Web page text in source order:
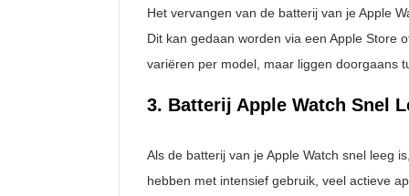
Het vervangen van de batterij van je Apple
Dit kan gedaan worden via een Apple Store
variëren per model, maar liggen doorgaans
3. Batterij Apple Watch Snel
Als de batterij van je Apple Watch snel leeg
hebben met intensief gebruik, veel actieve